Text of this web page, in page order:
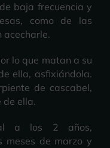
baja frecuencia y
como de las
acecharle.
lo que matan a su
ella, asfixiándola.
de cascabel,
de ella.
a los 2 años,
meses de marzo y